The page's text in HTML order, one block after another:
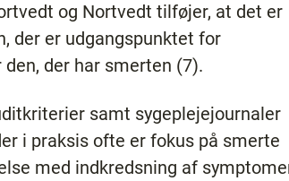
og Nortvedt tilføjer, at det er
der er udgangspunktet for
der har smerten (7).
samt sygeplejejournaler
i praksis ofte er fokus på smerte
med indkredsning af